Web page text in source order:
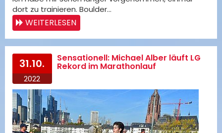
dort zu trainieren. Boulder…
WEITERLESEN
31.10.
2022
Sensationell: Michael Alber läuft LG
Rekord im Marathonlauf